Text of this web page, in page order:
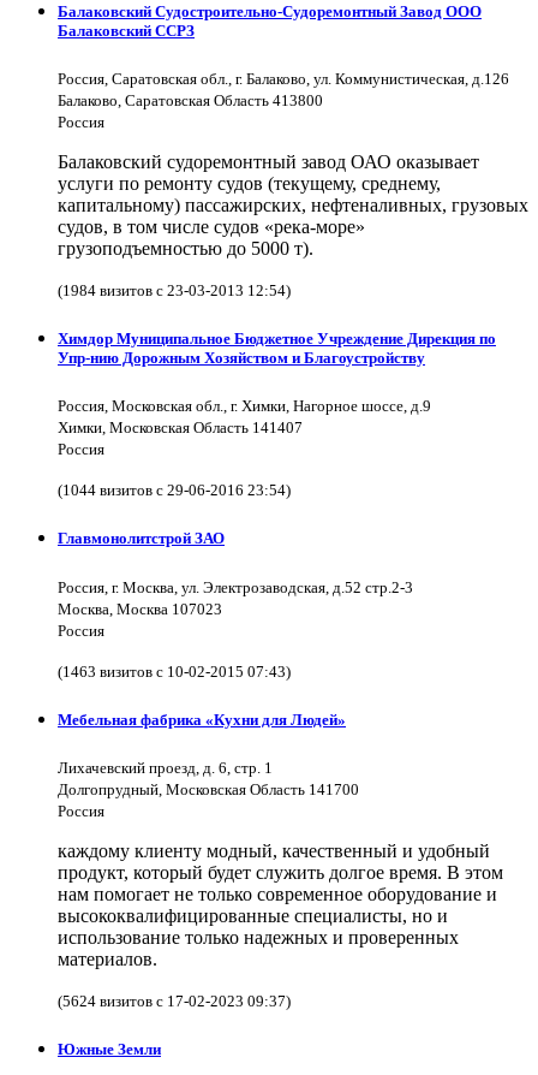
Балаковский Судостроительно-Судоремонтный Завод ООО
Балаковский ССРЗ
Россия, Саратовская обл., г. Балаково, ул. Коммунистическая, д.126
Балаково, Саратовская Область 413800
Россия
Балаковский судоремонтный завод ОАО оказывает
услуги по ремонту судов (текущему, среднему,
капитальному) пассажирских, нефтеналивных, грузовых
судов, в том числе судов «река-море»
грузоподъемностью до 5000 т).
(1984 визитов с 23-03-2013 12:54)
Химдор Муниципальное Бюджетное Учреждение Дирекция по
Упр-нию Дорожным Хозяйством и Благоустройству
Россия, Московская обл., г. Химки, Нагорное шоссе, д.9
Химки, Московская Область 141407
Россия
(1044 визитов с 29-06-2016 23:54)
Главмонолитстрой ЗАО
Россия, г. Москва, ул. Электрозаводская, д.52 стр.2-3
Москва, Москва 107023
Россия
(1463 визитов с 10-02-2015 07:43)
Мебельная фабрика «Кухни для Людей»
Лихачевский проезд, д. 6, стр. 1
Долгопрудный, Московская Область 141700
Россия
каждому клиенту модный, качественный и удобный
продукт, который будет служить долгое время. В этом
нам помогает не только современное оборудование и
высококвалифицированные специалисты, но и
использование только надежных и проверенных
материалов.
(5624 визитов с 17-02-2023 09:37)
Южные Земли